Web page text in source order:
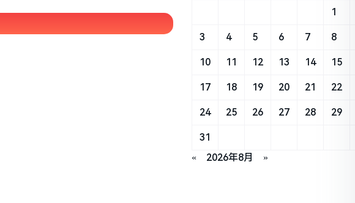
« 2026年8月 »
1
3 4 5 6 7 8
10 11 12 13 14 15
17 18 19 20 21 22
24 25 26 27 28 29
31